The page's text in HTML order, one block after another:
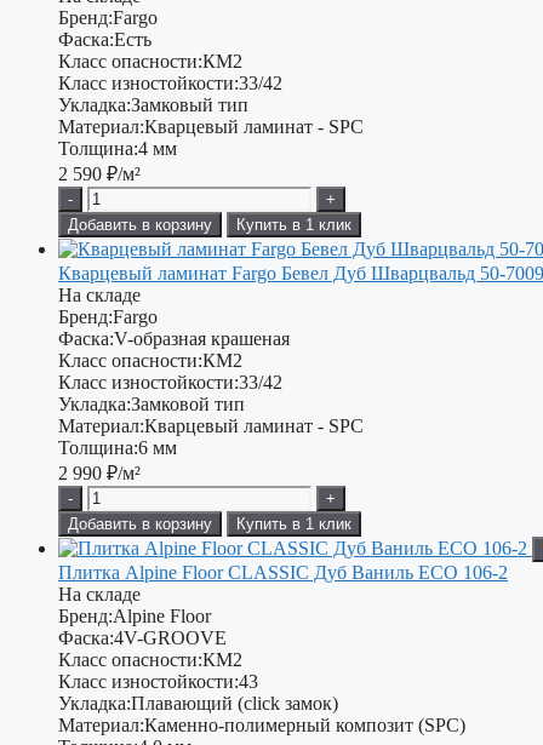
Бренд:Fargo
Фаска:Есть
Класс опасности:КМ2
Класс изностойкости:33/42
Укладка:Замковый тип
Материал:Кварцевый ламинат - SPC
Толщина:4 мм
2 590 ₽/м²
-
+
Добавить в корзину
Купить в 1 клик
Кварцевый ламинат Fargo Бевел Дуб Шварцвальд 50-
На складе
Бренд:Fargo
Фаска:V-образная крашеная
Класс опасности:КМ2
Класс изностойкости:33/42
Укладка:Замковой тип
Материал:Кварцевый ламинат - SPC
Толщина:6 мм
2 990 ₽/м²
-
+
Добавить в корзину
Купить в 1 клик
Плитка Alpine Floor CLASSIC Дуб Ваниль ECO 106-2
На складе
Бренд:Alpine Floor
Фаска:4V-GROOVE
Класс опасности:КМ2
Класс изностойкости:43
Укладка:Плавающий (click замок)
Материал:Каменно-полимерный композит (SPC)